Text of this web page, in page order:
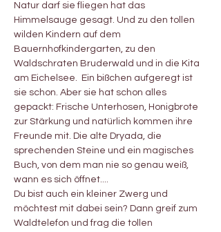
Natur darf sie fliegen hat das
Himmelsauge gesagt. Und zu den tollen
wilden Kindern auf dem
Bauernhofkindergarten, zu den
Waldschraten Bruderwald und in die Kita
am Eichelsee.  Ein bißchen aufgeregt ist
sie schon. Aber sie hat schon alles
gepackt: Frische Unterhosen, Honigbrote
zur Stärkung und natürlich kommen ihre
Freunde mit. Die alte Dryada, die
sprechenden Steine und ein magisches
Buch, von dem man nie so genau weiß,
wann es sich öffnet....
Du bist auch ein kleiner Zwerg und
möchtest mit dabei sein? Dann greif zum
Waldtelefon und frag die tollen